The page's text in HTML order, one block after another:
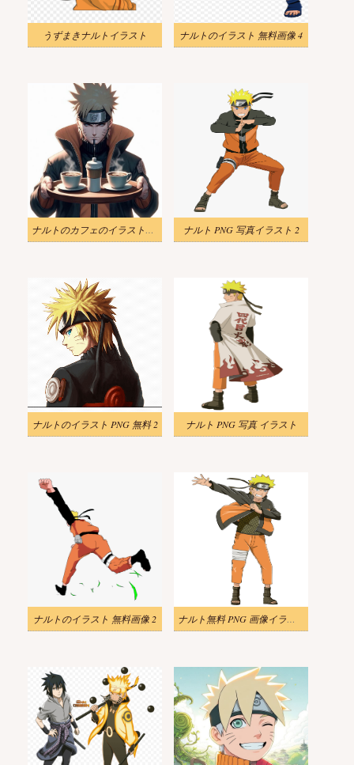
うずまきナルトイラスト ナルトのイラスト 無料画像 4
ナルトのカフェのイラストポスター ナルト PNG 写真イラスト 2
ナルトのイラスト PNG 無料 2 ナルト PNG 写真 イラスト
ナルトのイラスト 無料画像 2 ナルト無料 PNG 画像イラスト 2